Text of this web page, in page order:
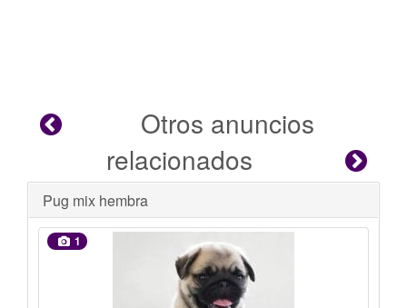
Otros anuncios
relacionados
1